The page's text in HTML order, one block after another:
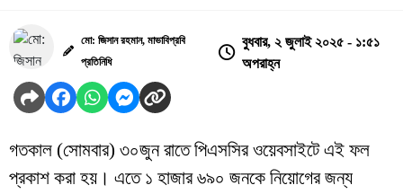
মো: জিসান রহমান, মাভাবিপ্রবি
প্রতিনিধি
বুধবার, ২ জুলাই ২০২৫ - ১:৫১
অপরাহ্ন
গতকাল (সোমবার) ৩০জুন রাতে পিএসসির ওয়েবসাইটে এই ফল
প্রকাশ করা হয়। এতে ১ হাজার ৬৯০ জনকে নিয়োগের জন্য